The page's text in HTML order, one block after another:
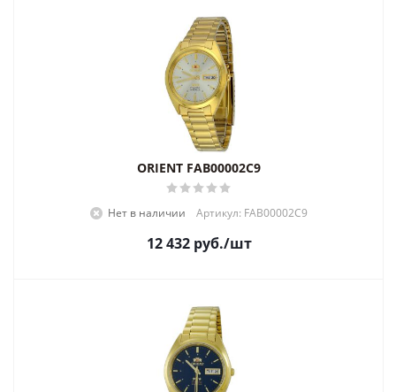
ORIENT FAB00002C9
Нет в наличии Артикул: FAB00002C9
12 432руб./шт